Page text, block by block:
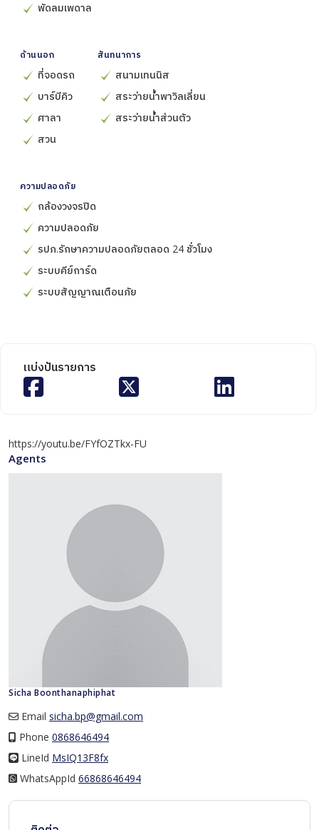
พัดลมเพดาล
ด้านนอก
ที่จอดรถ
บาร์บีคิว
ศาลา
สวน
สันทนาการ
สนามเทนนิส
สระว่ายน้ำพาวิลเลี่ยน
สระว่ายน้ำส่วนตัว
ความปลอดภัย
กล้องวงจรปิด
ความปลอดภัย
รปภ.รักษาความปลอดภัยตลอด 24 ชั่วโมง
ระบบคีย์การ์ด
ระบบสัญญาณเตือนภัย
แบ่งปันรายการ
https://youtu.be/FYfOZTkx-FU
Agents
Sicha Boonthanaphiphat
Email sicha.bp@gmail.com
Phone 0868646494
LineId
LineId MsIQ13F8fx
WhatsAppId
WhatsAppId 66868646494